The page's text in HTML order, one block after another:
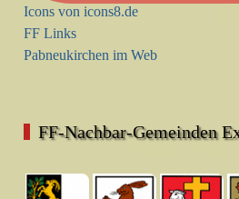
Icons von icons8.de
FF Links
Pabneukirchen im Web
FF-Nachbar-Gemeinden